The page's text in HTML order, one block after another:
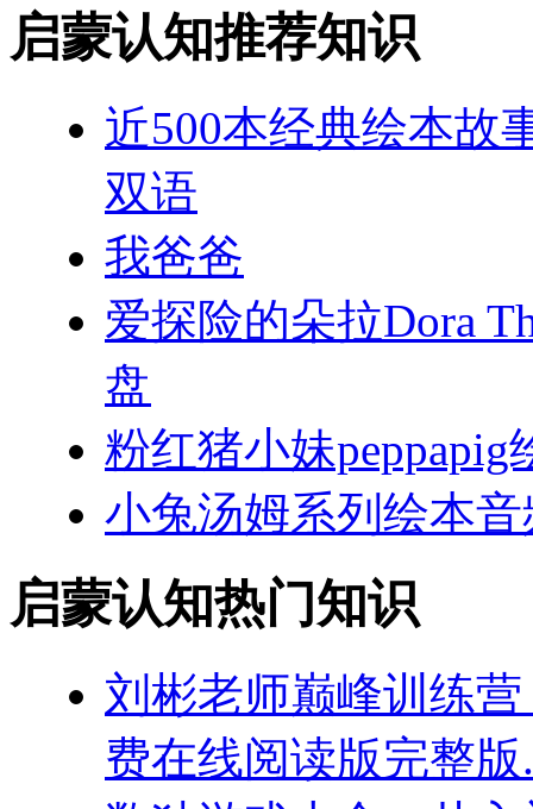
启蒙认知推荐知识
近500本经典绘本故
双语
我爸爸
爱探险的朵拉Dora
盘
粉红猪小妹peppapig
小兔汤姆系列绘本音
启蒙认知热门知识
刘彬老师巅峰训练
费在线阅读版完整